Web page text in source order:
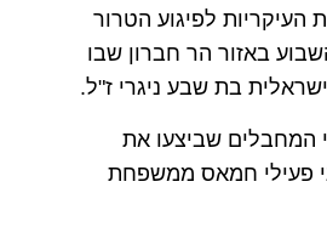
העיקריות לפיגוע הטרור
באזור הר חברון שבו
בת שבע ניגרי ז"ל.
המחבלים שביצעו את
פעילי חמאס ממשפחת